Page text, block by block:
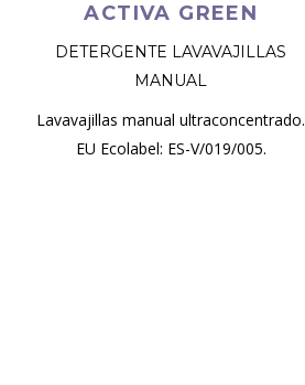
ACTIVA GREEN
DETERGENTE LAVAVAJILLAS
MANUAL
Lavavajillas manual ultraconcentrado.
EU Ecolabel: ES-V/019/005.